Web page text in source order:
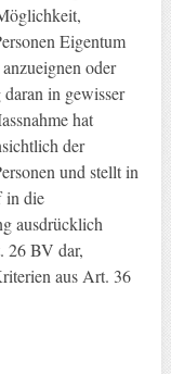
Eigentum
oder
in gewisser
hat
der
und stellt in
in die
ausdrücklich
26 BV dar,
aus Art. 36